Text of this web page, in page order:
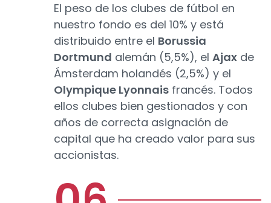
El peso de los clubes de fútbol en
nuestro fondo es del 10% y está
distribuido entre el Borussia
Dortmund alemán (5,5%), el Ajax de
Ámsterdam holandés (2,5%) y el
Olympique Lyonnais francés. Todos
ellos clubes bien gestionados y con
años de correcta asignación de
capital que ha creado valor para sus
accionistas.